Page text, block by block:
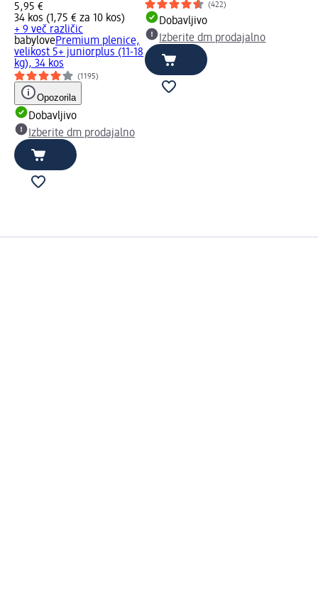
5,95 €
34 kos (1,75 € za 10 kos)
+ 9 več različic
babylovePremium plenice,
velikost 5+ juniorplus (11-18
kg), 34 kos
(1195)
Opozorila
Dobavljivo
Izberite dm prodajalno
(422)
Dobavljivo
Izberite dm prodajalno